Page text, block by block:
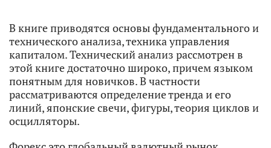
В книге приводятся основы фундаментального и
технического анализа, техника управления
капиталом. Технический анализ рассмотрен в
этой книге достаточно широко, причем языком
понятным для новичков. В частности
рассматриваются определение тренда и его
линий, японские свечи, фигуры, теория циклов и
осцилляторы.